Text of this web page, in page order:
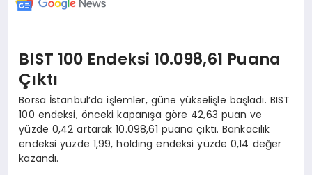
BIST 100 Endeksi 10.098,61 Puana
Çıktı
Borsa İstanbul’da işlemler, güne yükselişle başladı. BIST
100 endeksi, önceki kapanışa göre 42,63 puan ve
yüzde 0,42 artarak 10.098,61 puana çıktı. Bankacılık
endeksi yüzde 1,99, holding endeksi yüzde 0,14 değer
kazandı.